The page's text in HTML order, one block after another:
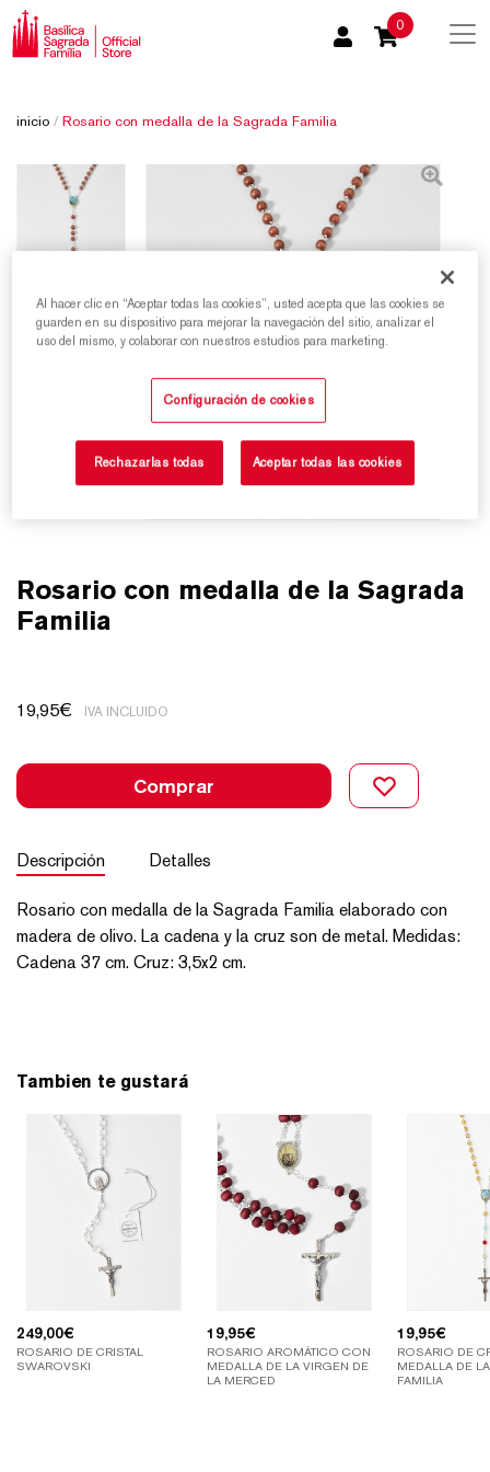
0
inicio / Rosario con medalla de la Sagrada Familia
Rosario con medalla de la Sagrada
Familia
19,95€ IVA INCLUIDO
Comprar
Descripción Detalles
Rosario con medalla de la Sagrada Familia elaborado con
madera de olivo. La cadena y la cruz son de metal. Medidas:
Cadena 37 cm. Cruz: 3,5x2 cm.
Tambien te gustará
249,00€
ROSARIO DE CRISTAL
SWAROVSKI
19,95€
ROSARIO AROMÁTICO CON
MEDALLA DE LA VIRGEN DE
LA MERCED
19,95€
ROSARIO DE
MEDALLA DE
FAMILIA
Al hacer clic en “Aceptar todas las cookies”, usted acepta que las cookies se
guarden en su dispositivo para mejorar la navegación del sitio, analizar el
uso del mismo, y colaborar con nuestros estudios para marketing.
Configuración de cookies
Rechazarlas todas Aceptar todas las cookies